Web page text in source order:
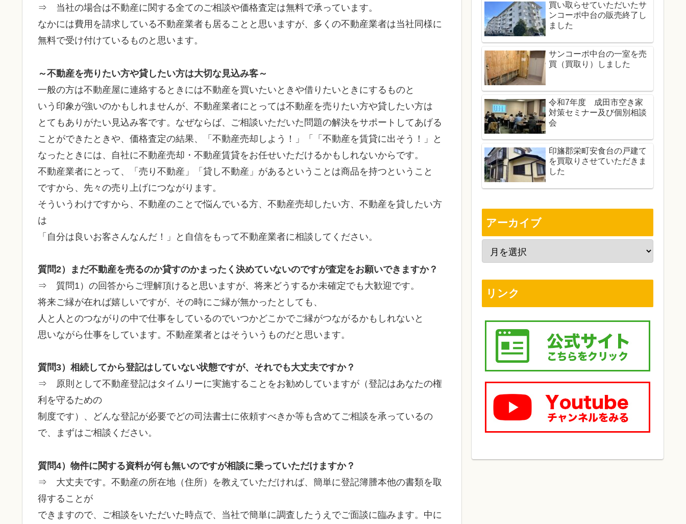
⇒ 当社の場合は不動産に関する全てのご相談や価格査定は無料で承っています。
なかには費用を請求している不動産業者も居ることと思いますが、多くの不動産業者は当社同様に
無料で受け付けているものと思います。
～不動産を売りたい方や貸したい方は大切な見込み客～
一般の方は不動産屋に連絡するときには不動産を買いたいときや借りたいときにするものと
いう印象が強いのかもしれませんが、不動産業者にとっては不動産を売りたい方や貸したい方は
とてもありがたい見込み客です。なぜならば、ご相談いただいた問題の解決をサポートしてあげる
ことができたときや、価格査定の結果、「不動産売却しよう！」「「不動産を賃貸に出そう！」と
なったときには、自社に不動産売却・不動産賃貸をお任せいただけるかもしれないからです。
不動産業者にとって、「売り不動産」「貸し不動産」があるということは商品を持つということ
ですから、先々の売り上げにつながります。
そういうわけですから、不動産のことで悩んでいる方、不動産売却したい方、不動産を貸したい方
は
「自分は良いお客さんなんだ！」と自信をもって不動産業者に相談してください。
質問2）まだ不動産を売るのか貸すのかまったく決めていないのですが査定をお願いできますか？
⇒ 質問1）の回答からご理解頂けると思いますが、将来どうするか未確定でも大歓迎です。
将来ご縁が在れば嬉しいですが、その時にご縁が無かったとしても、
人と人とのつながりの中で仕事をしているのでいつかどこかでご縁がつながるかもしれないと
思いながら仕事をしています。不動産業者とはそういうものだと思います。
質問3）相続してから登記はしていない状態ですが、それでも大丈夫ですか？
⇒ 原則として不動産登記はタイムリーに実施することをお勧めしていますが（登記はあなたの権
利を守るための
制度です）、どんな登記が必要でどの司法書士に依頼すべきか等も含めてご相談を承っているの
で、まずはご相談ください。
質問4）物件に関する資料が何も無いのですが相談に乗っていただけますか？
⇒ 大丈夫です。不動産の所在地（住所）を教えていただければ、簡単に登記簿謄本他の書類を取
得することが
できますので、ご相談をいただいた時点で、当社で簡単に調査したうえでご面談に臨みます。中に
買い取らせていただいたサ
ンコーポ中台の販売終了し
ました
サンコーポ中台の一室を売
買（買取り）しました
令和7年度 成田市空き家
対策セミナー及び個別相談
会
印旛郡栄町安食台の戸建て
を買取りさせていただきま
した
アーカイブ
リンク